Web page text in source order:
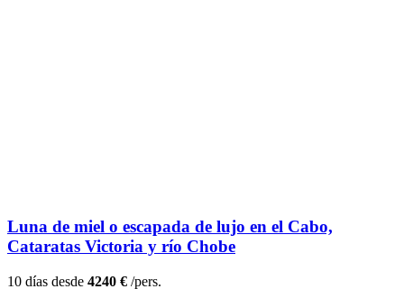
Luna de miel o escapada de lujo en el Cabo,
Cataratas Victoria y río Chobe
10 días desde 4240 € /pers.